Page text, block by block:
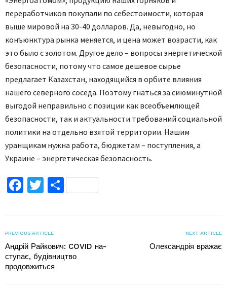
переработчиков покупали по себестоимости, которая
выше мировой на 30-40 долларов. Да, невыгодно, но
конъюнктура рынка меняется, и цена может возрасти, как
это было с золотом. Другое дело – вопросы энергетической
безопасности, потому что самое дешевое сырье
предлагает Казахстан, находящийся в орбите влияния
нашего северного соседа. Поэтому гнаться за сиюминутной
выгодой неправильно с позиции как всеобъемлющей
безопасности, так и актуальности требований социальной
политики на отдельно взятой территории. Нашим
уранщикам нужна работа, бюджетам – поступления, а
Украине – энергетическая безопасность.
Facebook
TwitterПоділитися
PREVIOUS ARTICLE
Андрій Райкович: COVID на-
ступає, будівництво
продовжиться
NEXT ARTICLE
Олександрія вражає